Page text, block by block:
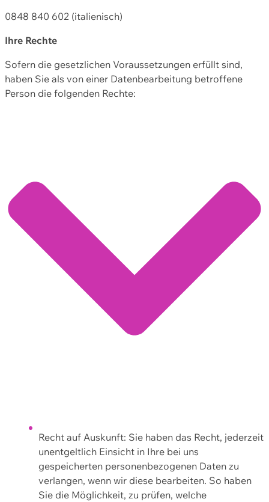
0848 840 602 (italienisch)
Ihre Rechte
Sofern die gesetzlichen Voraussetzungen erfüllt sind,
haben Sie als von einer Datenbearbeitung betroffene
Person die folgenden Rechte:
Recht auf Auskunft: Sie haben das Recht, jederzeit
unentgeltlich Einsicht in Ihre bei uns
gespeicherten personenbezogenen Daten zu
verlangen, wenn wir diese bearbeiten. So haben
Sie die Möglichkeit, zu prüfen, welche